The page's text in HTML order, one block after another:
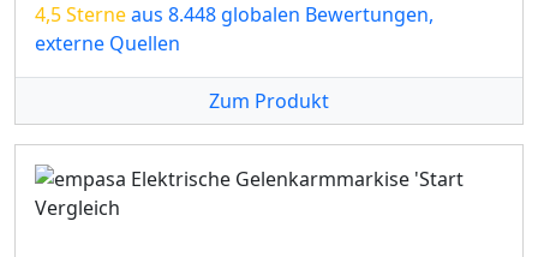
4,5 Sterneaus 8.448 globalen Bewertungen,
externe Quellen
Zum Produkt